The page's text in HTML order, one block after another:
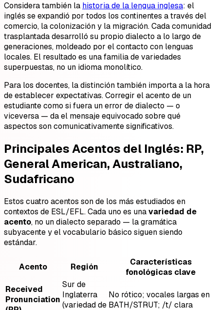
Considera también la historia de la lengua inglesa: el
inglés se expandió por todos los continentes a través del
comercio, la colonización y la migración. Cada comunidad
trasplantada desarrolló su propio dialecto a lo largo de
generaciones, moldeado por el contacto con lenguas
locales. El resultado es una familia de variedades
superpuestas, no un idioma monolítico.
Para los docentes, la distinción también importa a la hora
de establecer expectativas. Corregir el acento de un
estudiante como si fuera un error de dialecto — o
viceversa — da el mensaje equivocado sobre qué
aspectos son comunicativamente significativos.
Principales Acentos del Inglés: RP,
General American, Australiano,
Sudafricano
Estos cuatro acentos son de los más estudiados en
contextos de ESL/EFL. Cada uno es unavariedad de
acento, no un dialecto separado — la gramática
subyacente y el vocabulario básico siguen siendo
estándar.
Acento Región
Características
fonológicas clave
Received
Pronunciation
Sur de
Inglaterra
(variedad de
No rótico; vocales largas en
BATH/STRUT; /t/ clara